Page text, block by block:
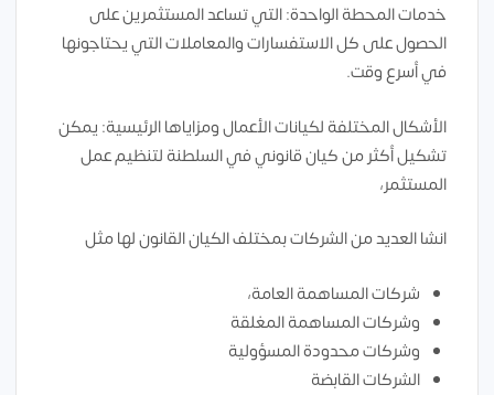
خدمات المحطة الواحدة: التي تساعد المستثمرين على
الحصول على كل الاستفسارات والمعاملات التي يحتاجونها
في أسرع وقت.
الأشكال المختلفة لكيانات الأعمال ومزاياها الرئيسية: يمكن
تشكيل أكثر من كيان قانوني في السلطنة لتنظيم عمل
المستثمر،
انشا العديد من الشركات بمختلف الكيان القانون لها مثل
شركات المساهمة العامة،
وشركات المساهمة المغلقة
وشركات محدودة المسؤولية
الشركات القابضة